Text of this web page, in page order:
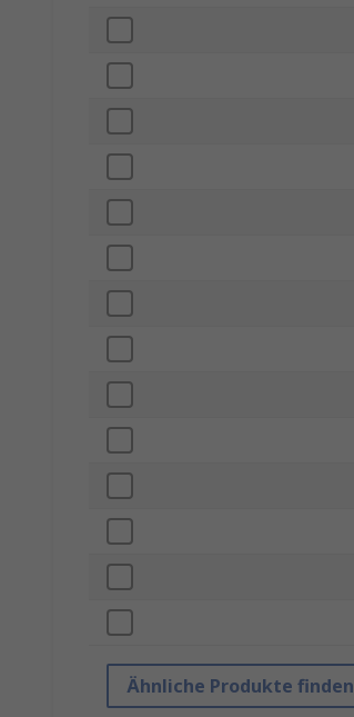
Ähnliche Produkte finden